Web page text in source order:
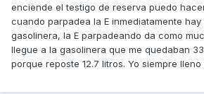
enciende el testigo de reserva puedo
cuando parpadea la E inmediatamente
gasolinera, la E parpadeando da como
llegue a la gasolinera que me quedaban
porque reposte 12.7 litros. Yo siempre